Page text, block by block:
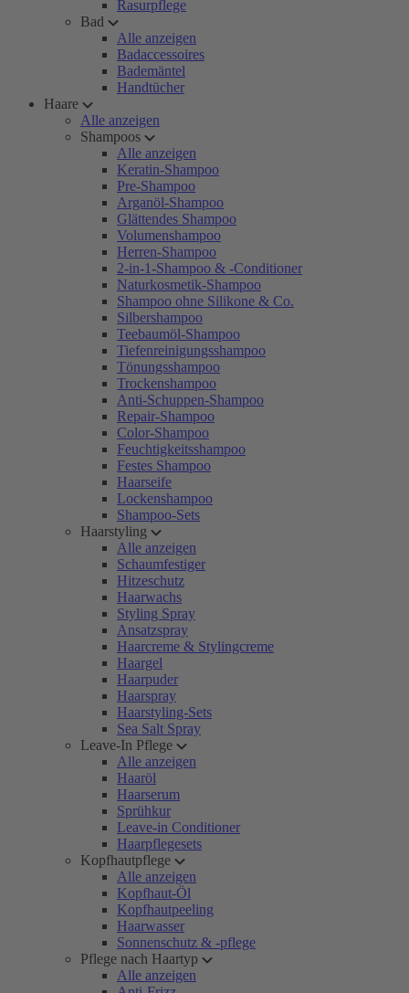
Rasurpflege
Bad
Alle anzeigen
Badaccessoires
Bademäntel
Handtücher
Haare
Alle anzeigen
Shampoos
Alle anzeigen
Keratin-Shampoo
Pre-Shampoo
Arganöl-Shampoo
Glättendes Shampoo
Volumenshampoo
Herren-Shampoo
2-in-1-Shampoo & -Conditioner
Naturkosmetik-Shampoo
Shampoo ohne Silikone & Co.
Silbershampoo
Teebaumöl-Shampoo
Tiefenreinigungsshampoo
Tönungsshampoo
Trockenshampoo
Anti-Schuppen-Shampoo
Repair-Shampoo
Color-Shampoo
Feuchtigkeitsshampoo
Festes Shampoo
Haarseife
Lockenshampoo
Shampoo-Sets
Haarstyling
Alle anzeigen
Schaumfestiger
Hitzeschutz
Haarwachs
Styling Spray
Ansatzspray
Haarcreme & Stylingcreme
Haargel
Haarpuder
Haarspray
Haarstyling-Sets
Sea Salt Spray
Leave-In Pflege
Alle anzeigen
Haaröl
Haarserum
Sprühkur
Leave-in Conditioner
Haarpflegesets
Kopfhautpflege
Alle anzeigen
Kopfhaut-Öl
Kopfhautpeeling
Haarwasser
Sonnenschutz & -pflege
Pflege nach Haartyp
Alle anzeigen